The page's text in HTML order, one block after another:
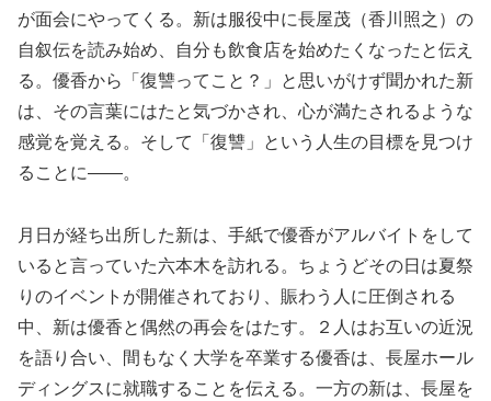
が面会にやってくる。新は服役中に長屋茂（香川照之）の
自叙伝を読み始め、自分も飲食店を始めたくなったと伝え
る。優香から「復讐ってこと？」と思いがけず聞かれた新
は、その言葉にはたと気づかされ、心が満たされるような
感覚を覚える。そして「復讐」という人生の目標を見つけ
ることに――。
月日が経ち出所した新は、手紙で優香がアルバイトをして
いると言っていた六本木を訪れる。ちょうどその日は夏祭
りのイベントが開催されており、賑わう人に圧倒される
中、新は優香と偶然の再会をはたす。２人はお互いの近況
を語り合い、間もなく大学を卒業する優香は、長屋ホール
ディングスに就職することを伝える。一方の新は、長屋を